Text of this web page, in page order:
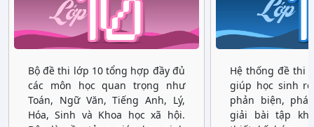
Bộ đề thi lớp 10 tổng hợp đầy đủ
các môn học quan trọng như
Toán, Ngữ Văn, Tiếng Anh, Lý,
Hóa, Sinh và Khoa học xã hội.
Hệ thống đề thi
giúp học sinh
phản biện,
giải bài tập